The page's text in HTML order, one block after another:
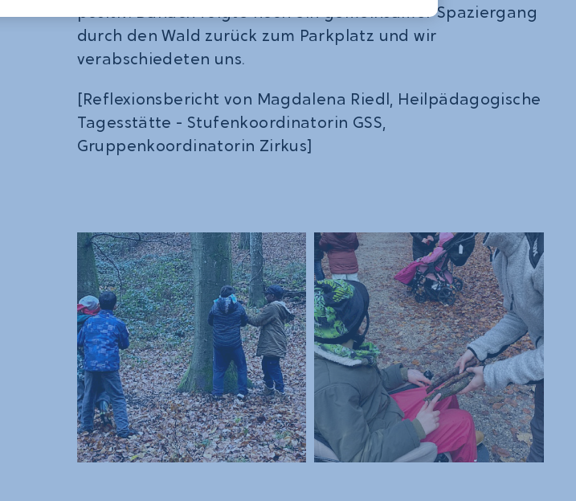
positiv. Danach folgte noch ein gemeinsamer Spaziergang
durch den Wald zurück zum Parkplatz und wir
verabschiedeten uns.
[Reflexionsbericht von Magdalena Riedl, Heilpädagogische
Tagesstätte - Stufenkoordinatorin GSS,
Gruppenkoordinatorin Zirkus]